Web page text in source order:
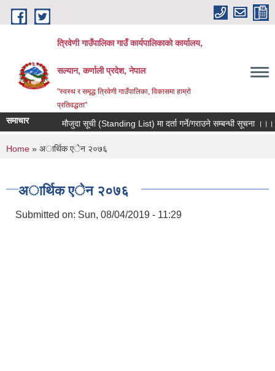
Skip to main content
त्रिवेणी गाउँपालिका गाउँ कार्यपालिकाकाे कार्यालय,
सल्यान, कर्णाली प्रदेश, नेपाल
"स्वस्थ र समृद्ध त्रिवेणी गाउँपालिका, विकासमा हाम्राे
प्रतिवद्धता"
समाचार मौजुदा सूची (Standing List) मा दर्ता गर्ने/गराउने सम्बन्धी सूचना ।।।
You are here
Home » अार्थिक एेन २०७६
अार्थिक एेन २०७६
Submitted on: Sun, 08/04/2019 - 11:29